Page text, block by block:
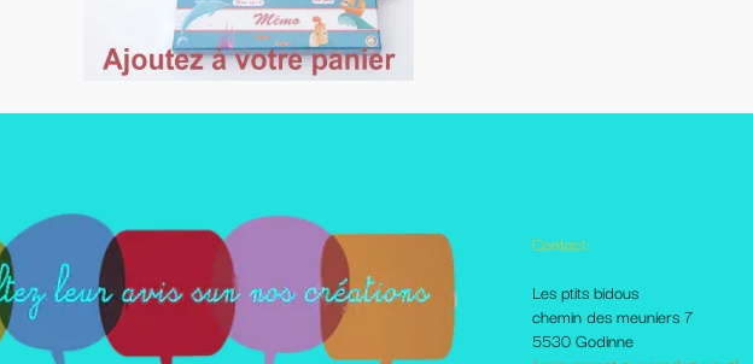
Les ptits bidous
chemin des meuniers 7
5530 Godinne
Autres pages disponibles
Foire aux questions
Le Blog
Les livraisons et paiement